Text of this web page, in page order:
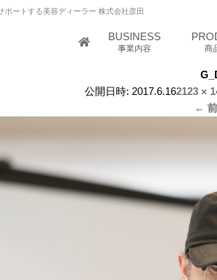
ポートする美容ディーラー 株式会社彦田
BUSINESS
事業内容 商
公開日時: 2017.6.162123 ×
←